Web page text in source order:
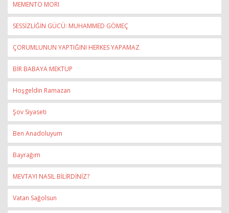
MEMENTO MORI
SESSİZLİĞİN GÜCÜ: MUHAMMED GÖMEÇ
ÇORUMLUNUN YAPTIĞINI HERKES YAPAMAZ
BİR BABAYA MEKTUP
Hoşgeldin Ramazan
Şov Siyaseti
Ben Anadoluyum
Bayrağım
MEVTAYI NASIL BİLİRDİNİZ?
Vatan Sağolsun